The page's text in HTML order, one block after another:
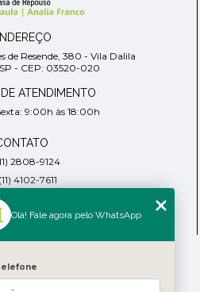
de Resende, 380 - Vila Dalila
- CEP: 03520-020
ATENDIMENTO
9:00h às 18:00h
2808-9124
(11) 4102-7611
99918-4901
Home
Olá! Fale agora pelo WhatsApp